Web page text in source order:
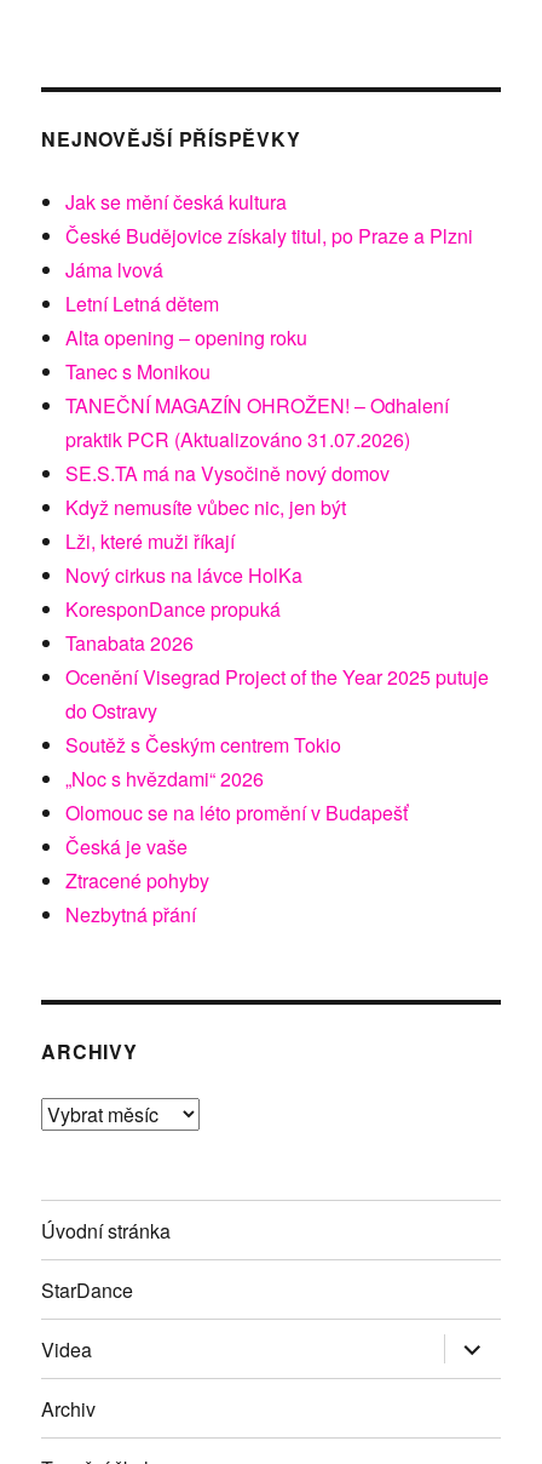
NEJNOVĚJŠÍ PŘÍSPĚVKY
Jak se mění česká kultura
České Budějovice získaly titul, po Praze a Plzni
Jáma lvová
Letní Letná dětem
Alta opening – opening roku
Tanec s Monikou
TANEČNÍ MAGAZÍN OHROŽEN! – Odhalení
praktik PCR (Aktualizováno 31.07.2026)
SE.S.TA má na Vysočině nový domov
Když nemusíte vůbec nic, jen být
Lži, které muži říkají
Nový cirkus na lávce HolKa
KoresponDance propuká
Tanabata 2026
Ocenění Visegrad Project of the Year 2025 putuje
do Ostravy
Soutěž s Českým centrem Tokio
„Noc s hvězdami“ 2026
Olomouc se na léto promění v Budapešť
Česká je vaše
Ztracené pohyby
Nezbytná přání
ARCHIVY
Archivy
Úvodní stránka
StarDance
Videa Zobrazit
položky
Archiv